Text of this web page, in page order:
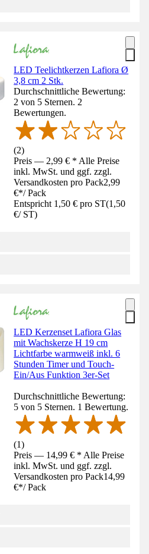
LED Teelichtkerzen Lafiora Ø
3,8 cm 2 Stk.
Durchschnittliche Bewertung:
2 von 5 Sternen. 2
Bewertungen.
(2)
Preis — 2,99 € * Alle Preise
inkl. MwSt. und ggf. zzgl.
Versandkosten pro Pack2,99
€*/ Pack
Entspricht 1,50 € pro ST(1,50
€/ ST)
LED Kerzenset Lafiora Glas
mit Wachskerze H 19 cm
Lichtfarbe warmweiß inkl. 6
Stunden Timer und Touch-
Ein/Aus Funktion 3er-Set
Durchschnittliche Bewertung:
5 von 5 Sternen. 1 Bewertung.
(1)
Preis — 14,99 € * Alle Preise
inkl. MwSt. und ggf. zzgl.
Versandkosten pro Pack14,99
€*/ Pack